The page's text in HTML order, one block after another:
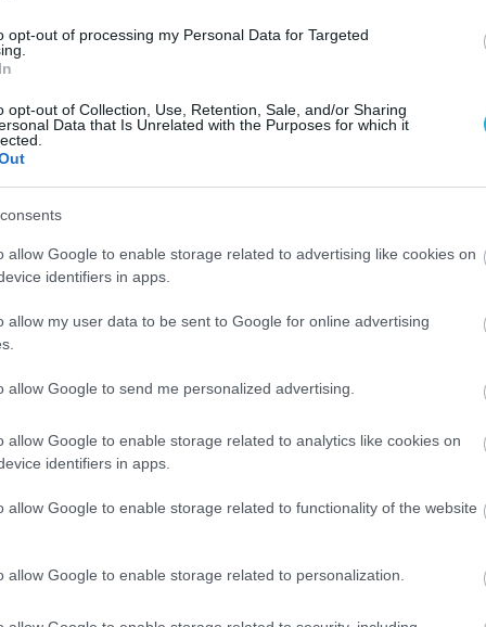
opt-out of processing my Personal Data for Targeted
opt-out of Collection, Use, Retention, Sale, and/or Sharing
Data that Is Unrelated with the Purposes for which it
allow Google to enable storage related to advertising like cookies on
identifiers in apps.
allow my user data to be sent to Google for online advertising
allow Google to send me personalized advertising.
allow Google to enable storage related to analytics like cookies on
identifiers in apps.
allow Google to enable storage related to functionality of the website
allow Google to enable storage related to personalization.
στις οικονομικές επιδόσεις των ΜΜΕ
19.
Επαγγελματικό Επιμελητήριο Αθηνών, σε
και επιστημονικά υπεύθυνο τον Καθηγητή
Δια Βίου Εκπαίδευσης Παν. Πειραιώς,
μία από τις ότι η ψηφιακή εξέλιξη και
με τις ψηφιακές γνώσεις και
το βαθμό στον οποίο τις αξιοποιούν στην
στις τέσσερις επιχειρήσεις (75,9%)
τους πλειοψηφία (περισσότερο από
εργασία του.
των επιχειρήσεων και οι αναπτυξιακές
των σύγχρονων εργαλείων της
η πλειοψηφία των επιχειρήσεων του
θεωρούν ότι δεν υπάρχει κάποια
διέγερση του ενδιαφέροντος της